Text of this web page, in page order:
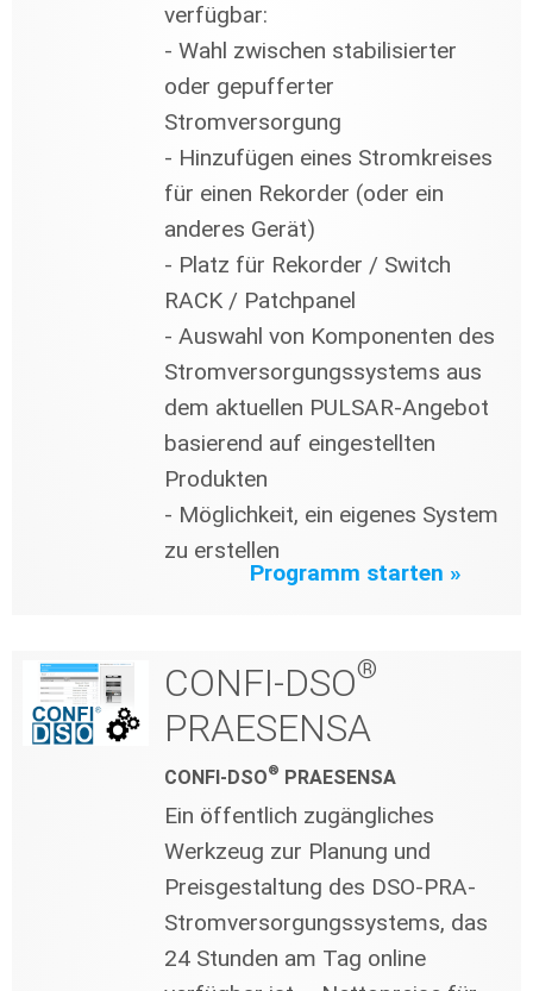
verfügbar:
- Wahl zwischen stabilisierter
oder gepufferter
Stromversorgung
- Hinzufügen eines Stromkreises
für einen Rekorder (oder ein
anderes Gerät)
- Platz für Rekorder / Switch
RACK / Patchpanel
- Auswahl von Komponenten des
Stromversorgungssystems aus
dem aktuellen PULSAR-Angebot
basierend auf eingestellten
Produkten
- Möglichkeit, ein eigenes System
zu erstellen
Programm starten »
CONFI-DSO®
PRAESENSA
CONFI-DSO® PRAESENSA
Ein öffentlich zugängliches
Werkzeug zur Planung und
Preisgestaltung des DSO-PRA-
Stromversorgungssystems, das
24 Stunden am Tag online